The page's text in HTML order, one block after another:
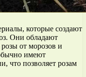
которые создают
Они обладают
от морозов и
имеют
что позволяет розам